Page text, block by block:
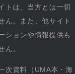
トは、当方とは一切
ん。また、他サイト
ションや情報提供も
ん。
次資料（UMA本・海